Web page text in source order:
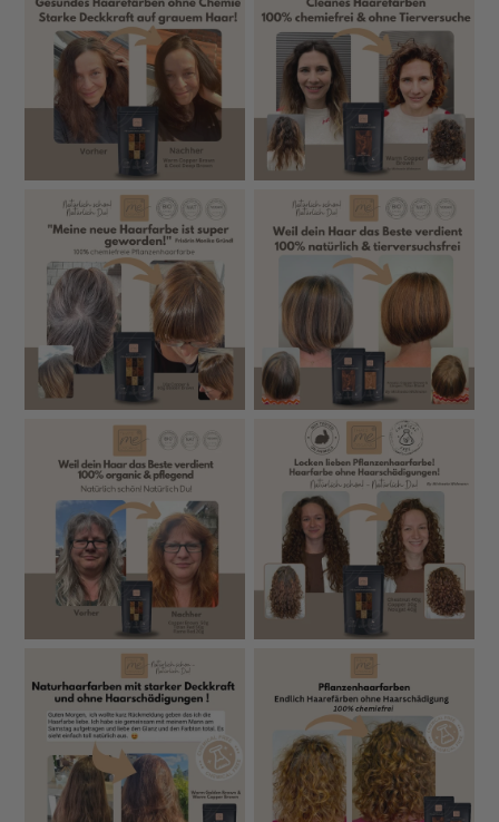
ein rundum sicheres Gefühl.
🧪 Vergleich – Das macht unsere Pflanzenhaarfarbe
anders
MERKMAL
UNSERE
PFLANZENHAARFARBE
OFT BEI
Vermahlung
Oberfläche + gleichmäßige
Farbabdeckung
→
Zutatenqualität 100 % Bio-zertifiziert
Teilweise nicht
Sicherheitsprüfungen
Schwermetalle, Pestizide,
Mikrobiologie – alle Rohstoffe
Prüfungen
oder nicht
Farbstoffe
Keine künstlichen Pigmente,
keine synthetischen Farbgeber
Synthetische
chemische
enthalten
Vor-Vorbehandlung
Keine Vorpigmentierung nötig
– graues Haar wird direkt mit
Pflanzenfarbe abgedeckt
empfohlen bzw.
Allergen-Risiko
Keine Kräutermischungen mit
hohem Allergiepotenzial
Häufig
vieler Kräuter,
Allergierisiko
Herstellung &
Herkunft
In eigener Produktion in
Deutschland
Oft Herstellung
weniger
Herkunft
Teilweise
Duftstoffe oder
Stabilisatoren
Hinweis:Die dargestellten Farbbeispiele wurden
teilweise digital erstellt und dienen zur Orientierung,
wie die Farbe auf unterschiedlichen Naturhaartönen
wirken kann. Das tatsächliche Farbergebnis kann je
nach Ausgangshaarfarbe, Haarstruktur und Einwirkzeit